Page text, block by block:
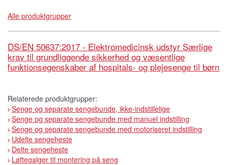
Alle produktgrupper
DS/EN 50637:2017 - Elektromedicinsk udstyr Særlige
krav til grundliggende sikkerhed og væsentlige
funktionsegenskaber af hospitals- og plejesenge til børn
Relaterede produktgrupper:
Senge og separate sengebunde, ikke-indstillelige
Senge og separate sengebunde med manuel indstilling
Senge og separate sengebunde med motoriseret indstilling
Udelte sengeheste
Delte sengeheste
Løftegalger til montering på seng